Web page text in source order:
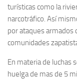
turísticas como la
narcotráfico. Así
por ataques armados
comunidades
En materia de luchas
huelga de mas de 5